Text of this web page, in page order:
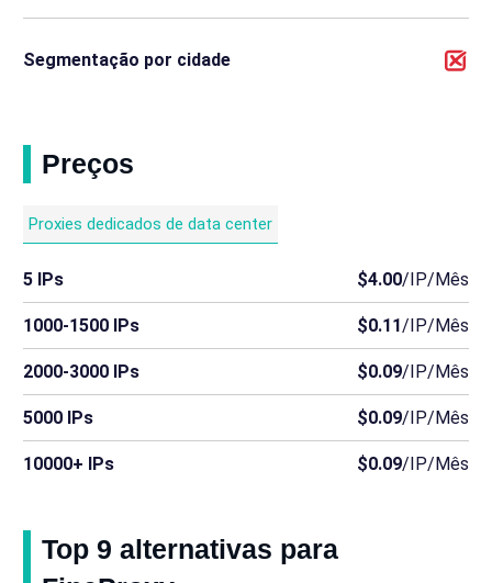
Segmentação por cidade
Preços
Proxies dedicados de data center
5 IPs $4.00/IP/Mês
1000-1500 IPs $0.11/IP/Mês
2000-3000 IPs $0.09/IP/Mês
5000 IPs $0.09/IP/Mês
10000+ IPs $0.09/IP/Mês
Top 9 alternativas para